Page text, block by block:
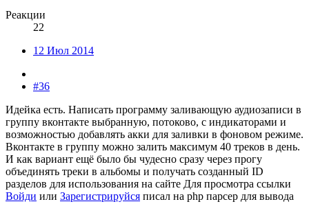
Реакции
22
12 Июл 2014
#36
Идейка есть. Написать программу заливающую аудиозаписи в
группу вконтакте выбранную, потоково, с индикаторами и
возможностью добавлять акки для заливки в фоновом режиме.
Вконтакте в группу можно залить максимум 40 треков в день.
И как вариант ещё было бы чудесно сразу через прогу
объединять треки в альбомы и получать созданный ID
разделов для использования на сайте Для просмотра ссылки
Войди или Зарегистрируйся писал на php парсер для вывода